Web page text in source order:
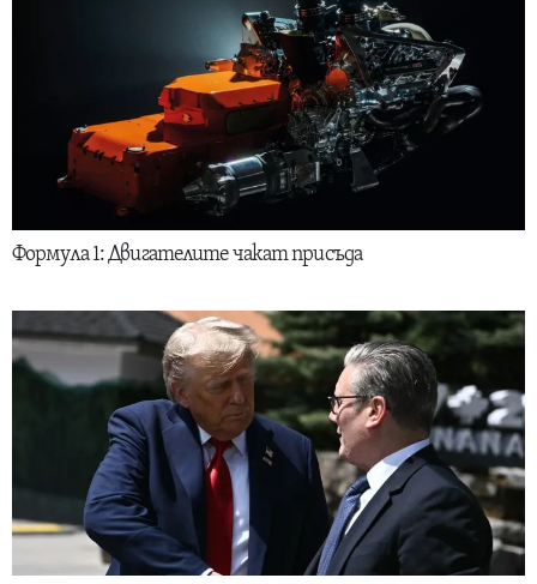
Формула 1: Двигателите чакат присъда